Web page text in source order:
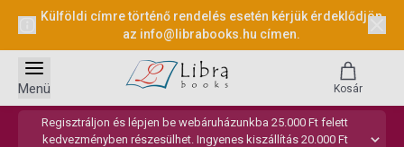
Külföldi címre történő rendelés esetén kérjük érdeklődjön
az info@librabooks.hu címen.
Regisztráljon és lépjen be webáruházunkba 25.000 Ft felett
kedvezményben részesülhet. Ingyenes kiszállítás 20.000 Ft
Menü Kosár